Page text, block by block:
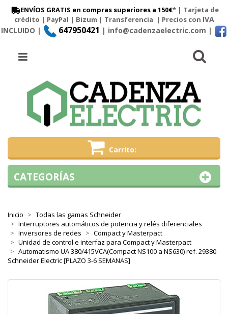
ENVÍOS GRATIS en compras superiores a 150€* | Tarjeta de
crédito | PayPal | Bizum | Transferencia | Precios con IVA
INCLUIDO |
647950421 | info@cadenzaelectric.com |
Carrito
Menú
Inicio
Todas las gamas Schneider
Interruptores automáticos de potencia y relés diferenciales
Inversores de redes
Compact y Masterpact
Unidad de control e interfaz para Compact y Masterpact
Automatismo UA 380/415VCA(Compact NS100 a NS630) ref. 29380
Schneider Electric [PLAZO 3-6 SEMANAS]
CATEGORÍAS